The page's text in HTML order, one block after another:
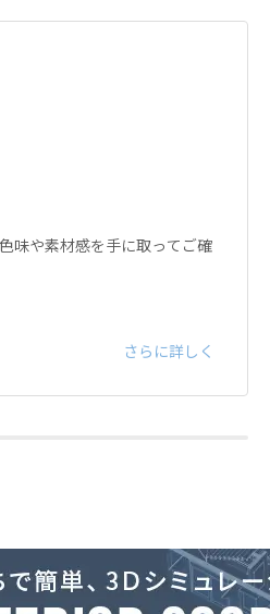
味や素材感を手に取ってご確
さらに詳しく